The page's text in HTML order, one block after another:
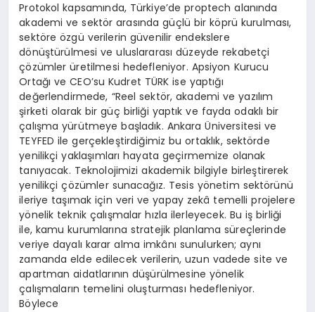
Protokol kapsamında, Türkiye’de proptech alanında
akademi ve sektör arasında güçlü bir köprü kurulması,
sektöre özgü verilerin güvenilir endekslere
dönüştürülmesi ve uluslararası düzeyde rekabetçi
çözümler üretilmesi hedefleniyor. Apsiyon Kurucu
Ortağı ve CEO’su Kudret TÜRK ise yaptığı
değerlendirmede, “Reel sektör, akademi ve yazılım
şirketi olarak bir güç birliği yaptık ve fayda odaklı bir
çalışma yürütmeye başladık. Ankara Üniversitesi ve
TEYFED ile gerçekleştirdiğimiz bu ortaklık, sektörde
yenilikçi yaklaşımları hayata geçirmemize olanak
tanıyacak. Teknolojimizi akademik bilgiyle birleştirerek
yenilikçi çözümler sunacağız. Tesis yönetim sektörünü
ileriye taşımak için veri ve yapay zekâ temelli projelere
yönelik teknik çalışmalar hızla ilerleyecek. Bu iş birliği
ile, kamu kurumlarına stratejik planlama süreçlerinde
veriye dayalı karar alma imkânı sunulurken; aynı
zamanda elde edilecek verilerin, uzun vadede site ve
apartman aidatlarının düşürülmesine yönelik
çalışmaların temelini oluşturması hedefleniyor.
Böylece